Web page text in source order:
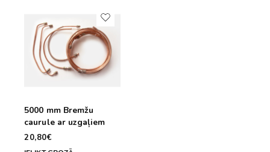
5000 mm Bremžu
caurule ar uzgaļiem
20,80€